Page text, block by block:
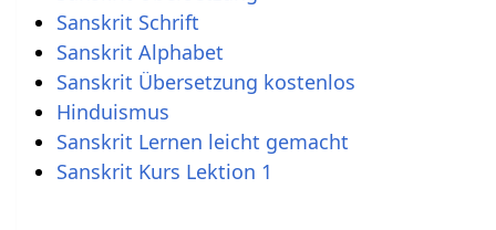
Sanskrit Schrift
Sanskrit Alphabet
Sanskrit Übersetzung kostenlos
Hinduismus
Sanskrit Lernen leicht gemacht
Sanskrit Kurs Lektion 1